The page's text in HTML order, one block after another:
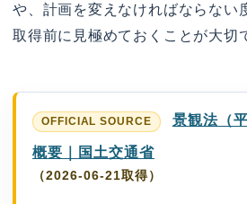
や、計画を変えなければならない
取得前に見極めておくことが大切
景観法（
概要｜国土交通省
（2026-06-21取得）